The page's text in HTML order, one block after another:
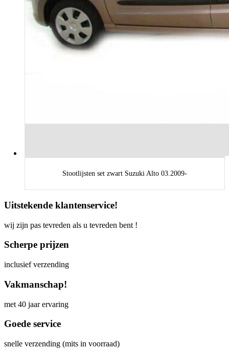
Stootlijsten set zwart Suzuki Alto 03.2009-
Uitstekende klantenservice!
wij zijn pas tevreden als u tevreden bent !
Scherpe prijzen
inclusief verzending
Vakmanschap!
met 40 jaar ervaring
Goede service
snelle verzending (mits in voorraad)